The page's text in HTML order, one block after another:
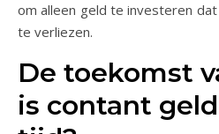
om alleen geld te investeren
te verliezen.
De toekomst
is contant